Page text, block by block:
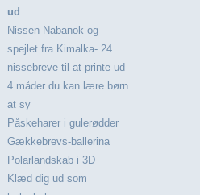
ud
Nissen Nabanok og
spejlet fra Kimalka- 24
nissebreve til at printe ud
4 måder du kan lære børn
at sy
Påskeharer i gulerødder
Gækkebrevs-ballerina
Polarlandskab i 3D
Klæd dig ud som